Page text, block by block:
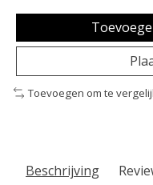
Toevoegen om te
Beschrijving